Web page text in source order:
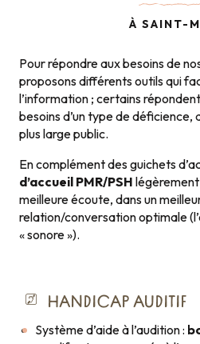
À SAINT-
Pour répondre aux besoins de
proposons différents outils qui
l’information ; certains
besoins d’un type de déficience,
plus large public.
En complément des guichets
d’accueil PMR/PSH
meilleure écoute, dans un
relation/conversation optimale
« sonore »).
HANDICAP AUDITIF
Système d’aide à l’audition :